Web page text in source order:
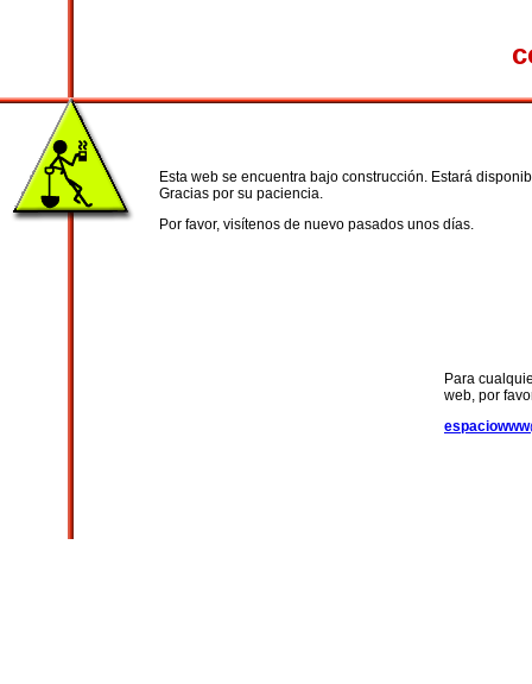
Esta web se encuentra bajo construcción. Estará
Gracias por su paciencia.
Por favor, visítenos de nuevo pasados unos días.
Para
web, por